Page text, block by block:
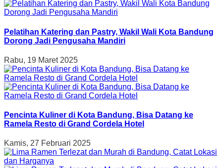
Pelatihan Katering dan Pastry, Wakil Wali Kota Bandung
Dorong Jadi Pengusaha Mandiri
Rabu, 19 Maret 2025
Pencinta Kuliner di Kota Bandung, Bisa Datang ke
Ramela Resto di Grand Cordela Hotel
Kamis, 27 Februari 2025